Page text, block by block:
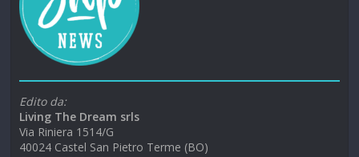
Edito da:
Living The Dream srls
Via Riniera 1514/G
40024 Castel San Pietro Terme (BO)